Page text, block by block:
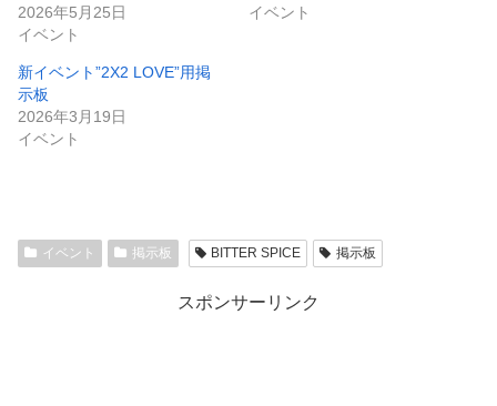
2026年5月25日
イベント
イベント
新イベント”2X2 LOVE”用掲
示板
2026年3月19日
イベント
イベント 掲示板 BITTER SPICE 掲示板
スポンサーリンク